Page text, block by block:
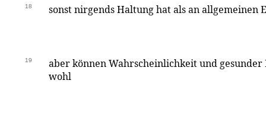
18 sonst nirgends Haltung hat als an allgemeinen
19
aber können Wahrscheinlichkeit und
wohl